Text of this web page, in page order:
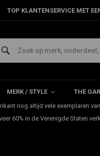
TOP KLANTENSERVICE MET
MERK / STYLE THE
je Harley
merken onder de chopper
met het produceren van
leger reed toen rond op de
nog altijd vele exemplaren
60% in de Verenigde Staten